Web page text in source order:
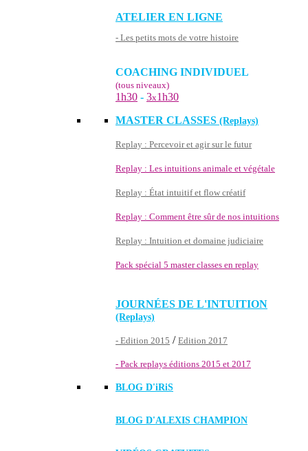
ATELIER EN LIGNE
- Les petits mots de votre histoire
COACHING INDIVIDUEL
(tous niveaux)
1h30 - 3x1h30
MASTER CLASSES (Replays)
Replay : Percevoir et agir sur le futur
Replay : Les intuitions animale et végétale
Replay : État intuitif et flow créatif
Replay : Comment être sûr de nos intuitions
Replay : Intuition et domaine judiciaire
Pack spécial 5 master classes en replay
JOURNÉES DE L'INTUITION
(Replays)
- Edition 2015 / Edition 2017
- Pack replays éditions 2015 et 2017
BLOG D'iRiS
BLOG D'ALEXIS CHAMPION